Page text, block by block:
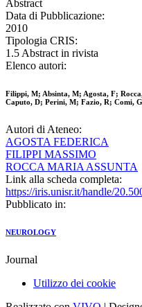
Abstract
Data di Pubblicazione:
2010
Tipologia CRIS:
1.5 Abstract in rivista
Elenco autori:
Filippi, M; Absinta, M; Agosta, F;
Caputo, D; Perini, M; Fazio, R; Comi,
Autori di Ateneo:
AGOSTA FEDERICA
FILIPPI MASSIMO
ROCCA MARIA ASSUNTA
Link alla scheda completa:
https://iris.unisr.it/handle/
Pubblicato in:
NEUROLOGY
Journal
Utilizzo dei cookie